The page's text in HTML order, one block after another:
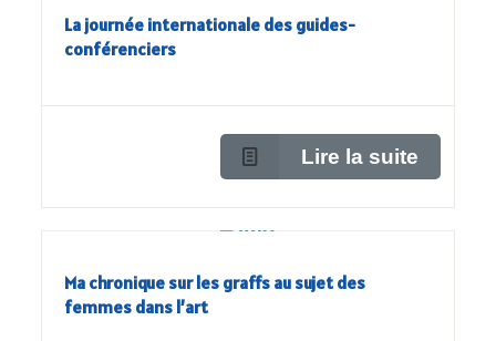
La journée internationale des guides-
conférenciers
Lire la suite
Ma chronique sur les graffs au sujet des
femmes dans l’art